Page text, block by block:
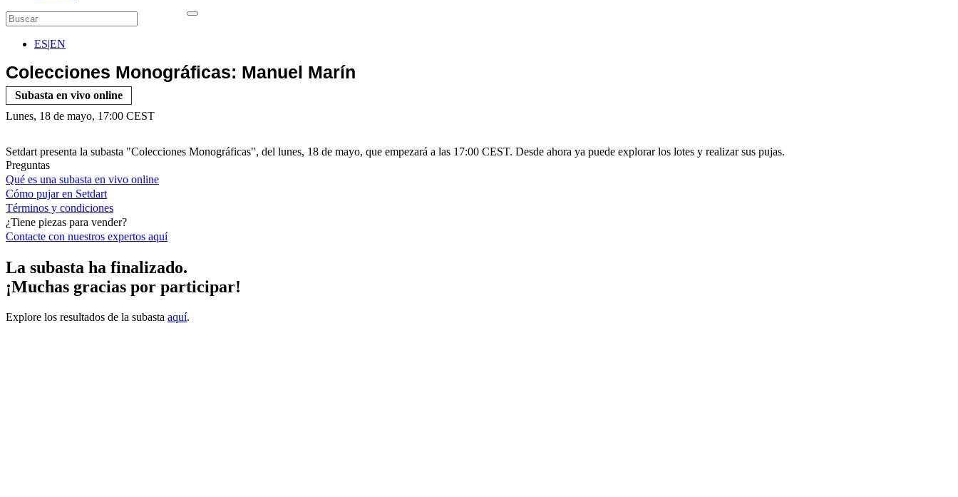
ES|EN
Colecciones Monográficas: Manuel Marín
Subasta en vivo online
Lunes, 18 de mayo, 17:00 CEST
Setdart presenta la subasta "Colecciones Monográficas", del lunes, 18 de mayo, que empezará a las 17:00 CEST. Desde ahora ya puede explorar los lotes y realizar sus pujas.
Preguntas
Qué es una subasta en vivo online
Cómo pujar en Setdart
Términos y condiciones
¿Tiene piezas para vender?
Contacte con nuestros expertos aquí
La subasta ha finalizado.
¡Muchas gracias por participar!
Explore los resultados de la subasta aquí.